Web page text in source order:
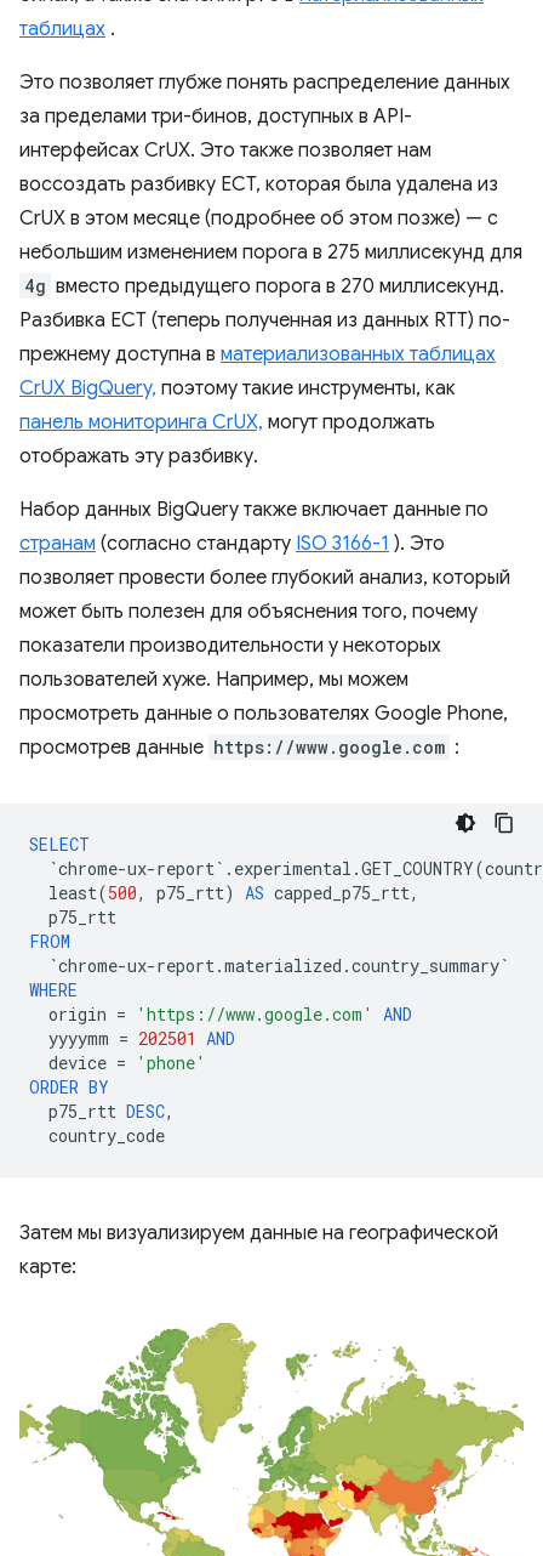
таблицах .
Это позволяет глубже понять распределение данных
за пределами три-бинов, доступных в API-
интерфейсах CrUX. Это также позволяет нам
воссоздать разбивку ECT, которая была удалена из
CrUX в этом месяце (подробнее об этом позже) — с
небольшим изменением порога в 275 миллисекунд для
4g вместо предыдущего порога в 270 миллисекунд.
Разбивка ECT (теперь полученная из данных RTT) по-
прежнему доступна в материализованных таблицах
CrUX BigQuery, поэтому такие инструменты, как
панель мониторинга CrUX, могут продолжать
отображать эту разбивку.
Набор данных BigQuery также включает данные по
странам (согласно стандарту ISO 3166-1 ). Это
позволяет провести более глубокий анализ, который
может быть полезен для объяснения того, почему
показатели производительности у некоторых
пользователей хуже. Например, мы можем
просмотреть данные о пользователях Google Phone,
просмотрев данные https://www.google.com :
SELECT
`chrome-ux-report` . experimental .GET_COUNTRY(
least(500, p75_rtt) AS capped_p75_rtt,
p75_rtt
FROM
`chrome-ux-report.materialized .country_summary`
WHERE
origin = 'https://www.google.com'
AND
yyyymm = 202501 AND
device =
'phone'
ORDER BY
p75_rtt DESC,
country_code
Затем мы визуализируем данные на географической
карте: